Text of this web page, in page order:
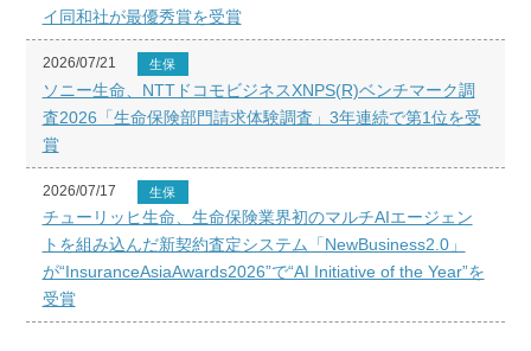
イ同和社が最優秀賞を受賞
2026/07/21 生保
ソニー生命、NTTドコモビジネスXNPS(R)ベンチマーク調
査2026「生命保険部門請求体験調査」3年連続で第1位を受
賞
2026/07/17 生保
チューリッヒ生命、生命保険業界初のマルチAIエージェン
トを組み込んだ新契約査定システム「NewBusiness2.0」
が“InsuranceAsiaAwards2026”で“AI Initiative of the Year”を
受賞